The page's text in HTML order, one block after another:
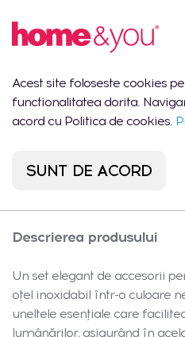
Cantitate totala
- Chișinău, str.
Arborilor 21
Port Mall -
Descrierea produsului
Un set elegant de accesorii
oțel inoxidabil într-o culoare
uneltele esențiale care
lumânărilor, asigurând în
Acest site foloseste cookies
functionalitatea dorita.
acord cu Politica de cookies.
SUNT DE ACORD